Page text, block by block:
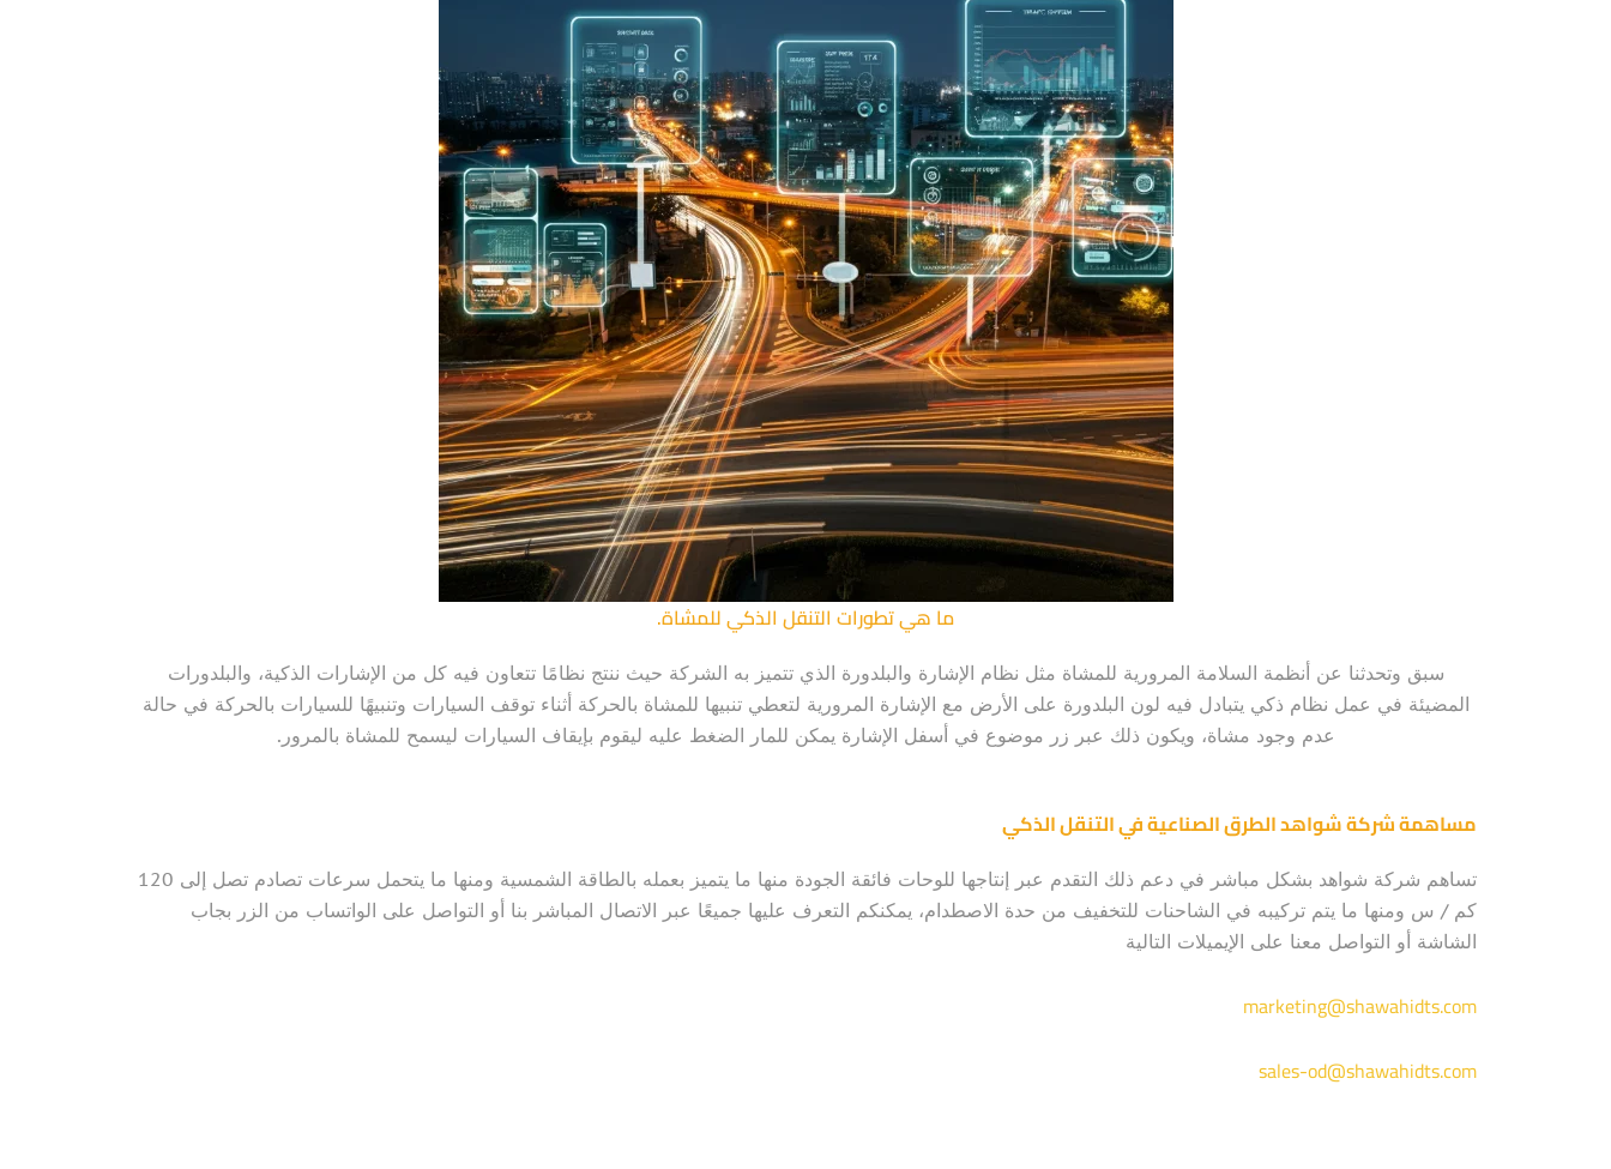
ما هي تطورات التنقل الذكي للمشاة.
سبق وتحدثنا عن أنظمة السلامة المرورية للمشاة مثل نظام الإشارة والبلدورة الذي تتميز به الشركة حيث ننتج نظامًا تتعاون فيه كل من الإشارات الذكية، والبلدورات
المضيئة في عمل نظام ذكي يتبادل فيه لون البلدورة على الأرض مع الإشارة المرورية لتعطي تنبيها للمشاة بالحركة أثناء توقف السيارات وتنبيهًا للسيارات بالحركة في حالة
عدم وجود مشاة، ويكون ذلك عبر زر موضوع في أسفل الإشارة يمكن للمار الضغط عليه ليقوم بإيقاف السيارات ليسمح للمشاة بالمرور.
مساهمة شركة شواهد الطرق الصناعية في التنقل الذكي
تساهم شركة شواهد بشكل مباشر في دعم ذلك التقدم عبر إنتاجها للوحات فائقة الجودة منها ما يتميز بعمله بالطاقة الشمسية ومنها ما يتحمل سرعات تصادم تصل إلى 120
كم / س ومنها ما يتم تركيبه في الشاحنات للتخفيف من حدة الاصطدام، يمكنكم التعرف عليها جميعًا عبر الاتصال المباشر بنا أو التواصل على الواتساب من الزر بجاب
الشاشة أو التواصل معنا على الإيميلات التالية
marketing@shawahidts.com
sales-od@shawahidts.com